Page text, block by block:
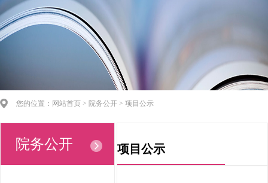
您的位置：网站首页 > 院务公开 > 项目公示
院务公开 项目公示